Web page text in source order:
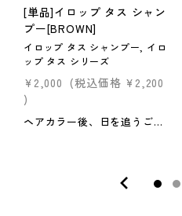
[単品]イロップ タス シャン
プー[BROWN]
イロップ タス シャンプー, イロ
ップ タス シリーズ
¥2,000 (税込価格 ¥2,200
)
ヘアカラー後、日を追うごとに抜けてしまう色をチャージ。髪をケアしながら美しい髪色を長持ちさせます。ブラウンヘアの褪色を抑えて、落ち着いたトーンのカラーを維持できます。褪色で髪が明るくなってしまうのを抑えたい方、ギラつきや黄ばみが気になる方におすすめです。ブリーチしていないカラーヘアにも発色を感じられる色設計です。（暗い髪色を除く）フローラルをベースとした、華やかでやさしい香り。＜内容量＞100m